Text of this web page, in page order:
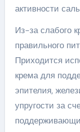
активности
Из-за слабого
правильного
Приходится
крема для
эпителия,
упругости за